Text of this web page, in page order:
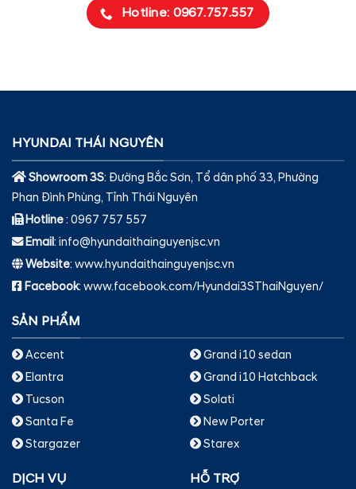
Hotline: 0967.757.557
HYUNDAI THÁI NGUYÊN
Showroom 3S: Đường Bắc Sơn, Tổ dân phố 33, Phường
Phan Đình Phùng, Tỉnh Thái Nguyên
Hotline: 0967 757 557
Email: info@hyundaithainguyenjsc.vn
Website: www.hyundaithainguyenjsc.vn
Facebook: www.facebook.com/Hyundai3SThaiNguyen/
SẢN PHẨM
Accent
Elantra
Tucson
Santa Fe
Stargazer
Grand i10 sedan
Grand i10 Hatchback
Solati
New Porter
Starex
DỊCH VỤ HỖ TRỢ